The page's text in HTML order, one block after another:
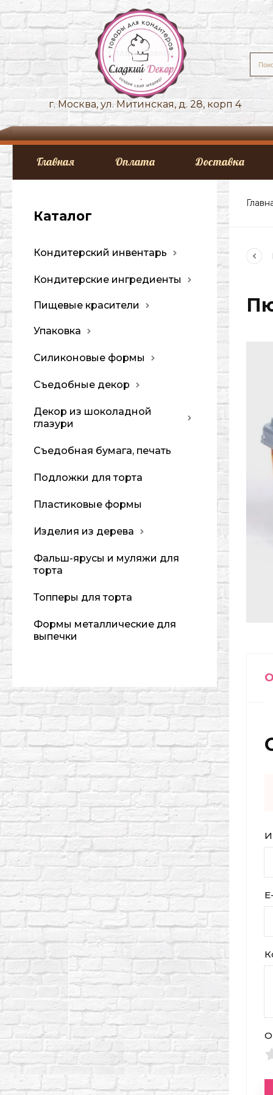
г. Москва, ул. Митинская, д. 28, корп 4
Главная Оплата Доставка
Каталог
Кондитерский инвентарь
Кондитерские ингредиенты
Пищевые красители
Упаковка
Силиконовые формы
Съедобные декор
Декор из шоколадной
глазури
Съедобная бумага, печать
Подложки для торта
Пластиковые формы
Изделия из дерева
Фальш-ярусы и муляжи для
торта
Топперы для торта
Формы металлические для
выпечки